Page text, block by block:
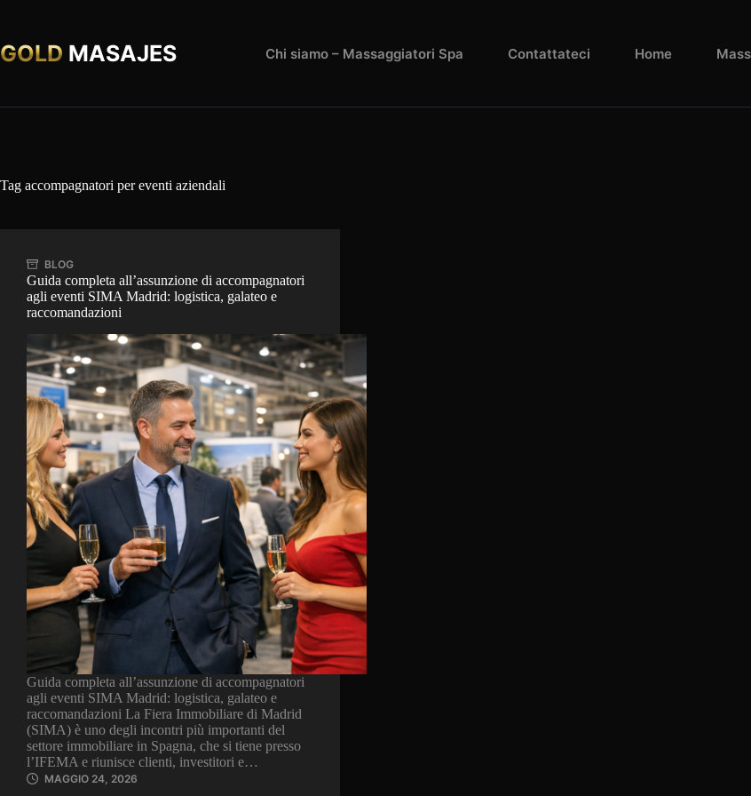
GOLD MASAJES Chi siamo – Massaggiatori Spa Contattateci Home
Tag accompagnatori per eventi aziendali
BLOG
Guida completa all’assunzione di accompagnatori
agli eventi SIMA Madrid: logistica, galateo e
raccomandazioni
Guida completa all’assunzione di accompagnatori
agli eventi SIMA Madrid: logistica, galateo e
raccomandazioni La Fiera Immobiliare di Madrid
(SIMA) è uno degli incontri più importanti del
settore immobiliare in Spagna, che si tiene presso
l’IFEMA e riunisce clienti, investitori e…
MAGGIO 24, 2026